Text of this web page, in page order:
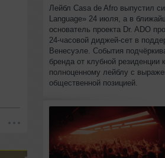
Лейбл Casa de Afro выпустил
Language» 24 июля, а в
основатель проекта Dr. ADO
24‑часовой диджей‑сет в
Венесуэле. События
бренда от клубной резиденции к
полноценному лейблу с
общественной позицией.